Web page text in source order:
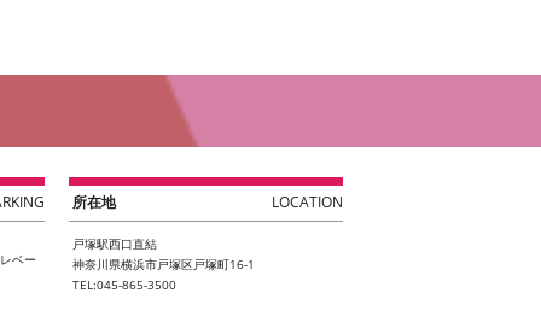
ベー
所在地 LOCATION
戸塚駅西口直結
神奈川県横浜市戸塚区戸塚町16-1
TEL:045-865-3500